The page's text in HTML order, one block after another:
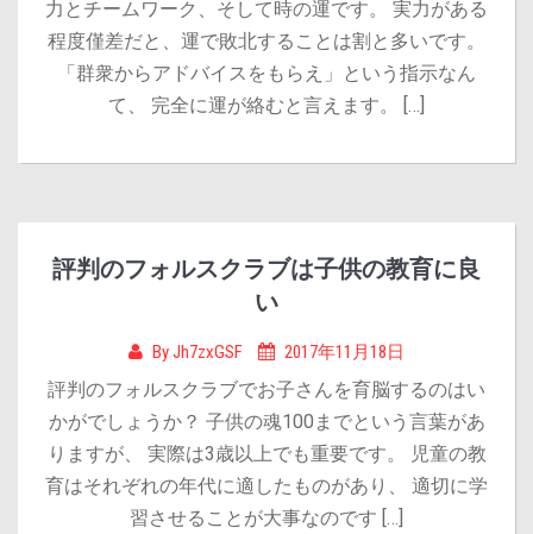
力とチームワーク、そして時の運です。 実力がある
程度僅差だと、運で敗北することは割と多いです。
「群衆からアドバイスをもらえ」という指示なん
て、 完全に運が絡むと言えます。 […]
評判のフォルスクラブは子供の教育に良
い
ByJh7zxGSF 2017年11月18日
評判のフォルスクラブでお子さんを育脳するのはい
かがでしょうか？ 子供の魂100までという言葉があ
りますが、 実際は3歳以上でも重要です。 児童の教
育はそれぞれの年代に適したものがあり、 適切に学
習させることが大事なのです […]